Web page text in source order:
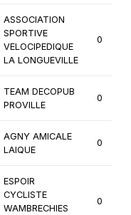
ASSOCIATION
SPORTIVE
VELOCIPEDIQUE
LA LONGUEVILLE
0
TEAM DECOPUB
PROVILLE
0
AGNY AMICALE
LAIQUE
0
ESPOIR
CYCLISTE
WAMBRECHIES
0